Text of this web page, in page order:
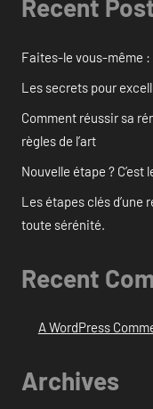
Recent
Faites-le vous-même
Les secrets pour
Comment réussir sa
règles de l’art
Nouvelle étape ?
Les étapes clés d’une
toute sérénité.
Recent
A WordPress
Archives